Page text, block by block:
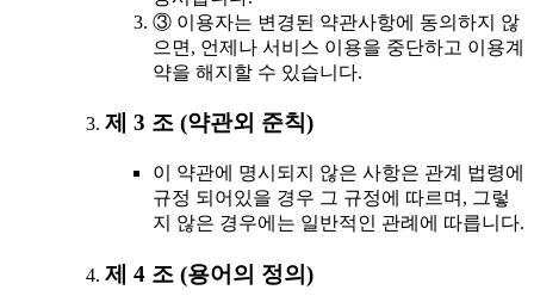
③ 이용자는 변경된 약관사항에 동의하지 않
으면, 언제나 서비스 이용을 중단하고 이용계
약을 해지할 수 있습니다.
제 3 조 (약관외 준칙)
이 약관에 명시되지 않은 사항은 관계 법령에
규정 되어있을 경우 그 규정에 따르며, 그렇
지 않은 경우에는 일반적인 관례에 따릅니다.
제 4 조 (용어의 정의)